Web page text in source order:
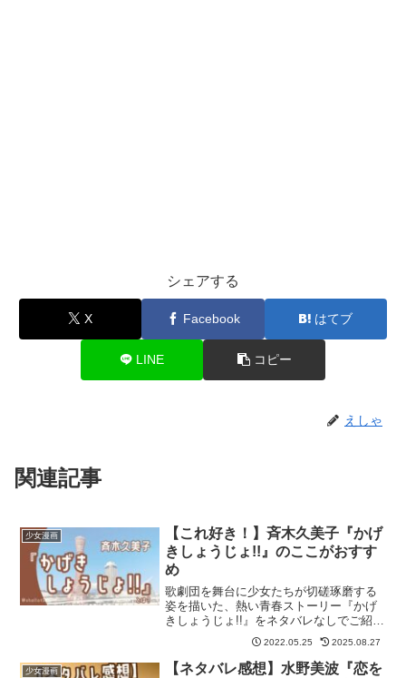
シェアする
X Facebook はてブ
LINE コピー
えしゃ
関連記事
少女漫画
【これ好き！】斉木久美子『かげ
きしょうじょ!!』のここがおすす
め
歌劇団を舞台に少女たちが切磋琢磨する
姿を描いた、熱い青春ストーリー『かげ
きしょうじょ!!』をネタバレなしでご紹介
します！ 記事の最後には『かげきしょ
うじょ!!』が気に入った方におすすめの作
品も紹介しています。
2022.05.25 2025.08.27
少女漫画
【ネタバレ感想】水野美波『恋を